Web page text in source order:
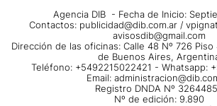
Agencia DIB - Fecha de Inicio:
Contactos: publicidad@dib.com.ar /
avisosdib@gmail.com
Dirección de las oficinas: Calle 48 Nº 726 Piso
de Buenos Aires,
Teléfono: +5492215022421 - Whatsapp:
Email:
Registro DNDA Nº
Nº de edición: 9.890